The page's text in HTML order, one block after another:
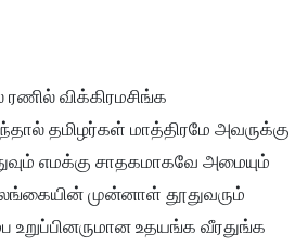
ரணில் விக்கிரமசிங்க
தமிழர்கள் மாத்திரமே அவருக்கு
எமக்கு சாதகமாகவே அமையும்
முன்னாள் தூதுவரும்
உறுப்பினருமான உதயங்க வீரதுங்க